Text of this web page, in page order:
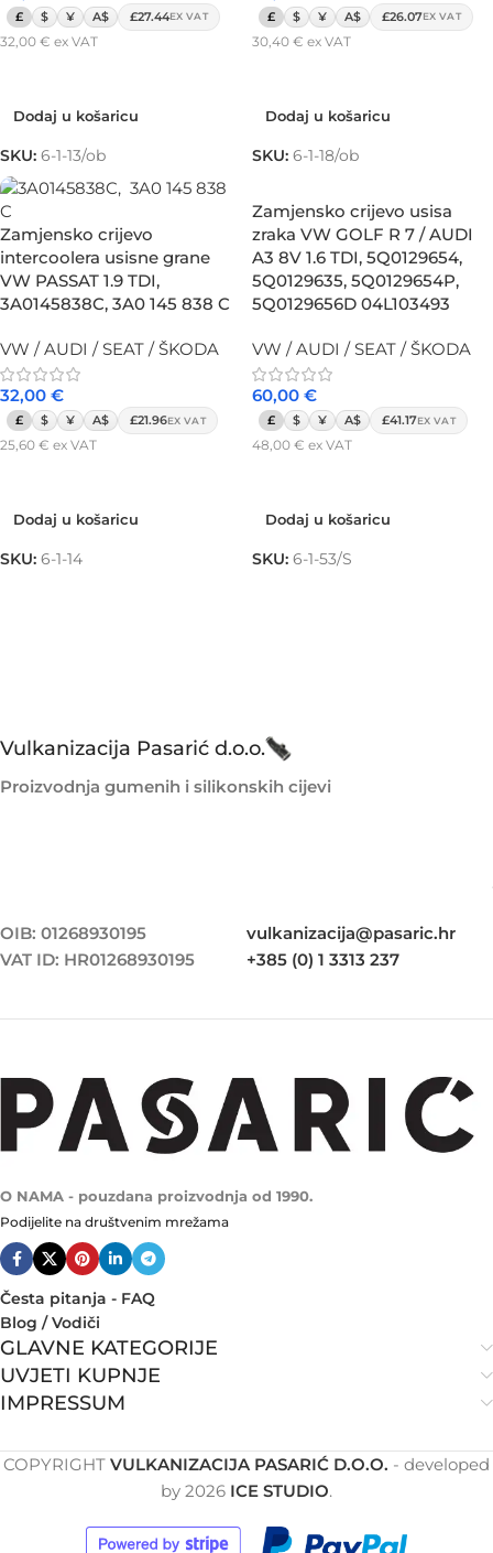
£ $ ¥ A$ £27.44EX VAT
32,00 € ex VAT
Dodaj u košaricu
SKU: 6-1-13/ob
£ $ ¥ A$ £26.07EX VAT
30,40 € ex VAT
Dodaj u košaricu
SKU: 6-1-18/ob
Zamjensko crijevo
intercoolera usisne grane
VW PASSAT 1.9 TDI,
3A0145838C, 3A0 145 838 C
VW / AUDI / SEAT / ŠKODA
32,00 €
£ $ ¥ A$ £21.96EX VAT
25,60 € ex VAT
Dodaj u košaricu
SKU: 6-1-14
Zamjensko crijevo usisa
zraka VW GOLF R 7 / AUDI
A3 8V 1.6 TDI, 5Q0129654,
5Q0129635, 5Q0129654P,
5Q0129656D 04L103493
VW / AUDI / SEAT / ŠKODA
60,00 €
£ $ ¥ A$ £41.17EX VAT
48,00 € ex VAT
Dodaj u košaricu
SKU: 6-1-53/S
Vulkanizacija Pasarić d.o.o.
Proizvodnja gumenih i silikonskih cijevi
OIB: 01268930195
VAT ID: HR01268930195
vulkanizacija@pasaric.hr
+385 (0) 1 3313 237
O NAMA - pouzdana proizvodnja od 1990.
Podijelite na društvenim mrežama
Česta pitanja - FAQ
Blog / Vodiči
GLAVNE KATEGORIJE
UVJETI KUPNJE
IMPRESSUM
COPYRIGHT VULKANIZACIJA PASARIĆ D.O.O. - developed
by 2026 ICE STUDIO.